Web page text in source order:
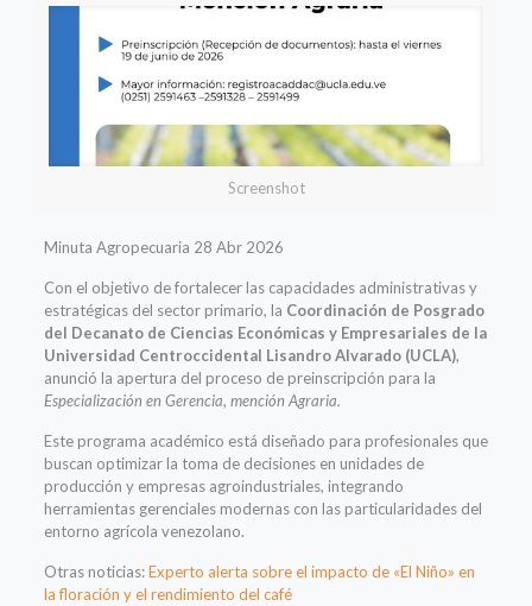
Screenshot
Minuta Agropecuaria 28 Abr 2026
Con el objetivo de fortalecer las capacidades administrativas y
estratégicas del sector primario, la Coordinación de Posgrado
del Decanato de Ciencias Económicas y Empresariales de la
Universidad Centroccidental Lisandro Alvarado (UCLA),
anunció la apertura del proceso de preinscripción para la
Especialización en Gerencia, mención Agraria.
Este programa académico está diseñado para profesionales que
buscan optimizar la toma de decisiones en unidades de
producción y empresas agroindustriales, integrando
herramientas gerenciales modernas con las particularidades del
entorno agrícola venezolano.
Otras noticias:Experto alerta sobre el impacto de «El Niño» en
la floración y el rendimiento del café